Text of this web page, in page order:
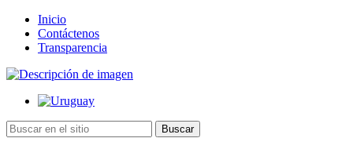
Inicio
Contáctenos
Transparencia